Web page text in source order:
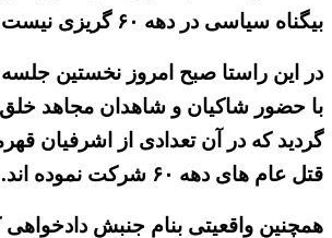
بیگناه سیاسی در دهه ۶۰ گریزی نیست.
در این راستا صبح امروز نخستین
گردید که در آن تعدادی از اشرفیان
قتل عام های دهه ۶۰ شرکت نموده اند.
همچنین واقعیتی بنام جنبش دادخواهی